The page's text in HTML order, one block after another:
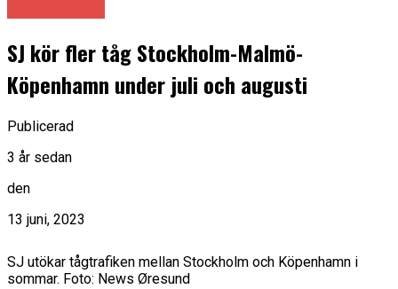
SJ kör fler tåg Stockholm-Malmö-
Köpenhamn under juli och augusti
Publicerad
3 år sedan
den
13 juni, 2023
SJ utökar tågtrafiken mellan Stockholm och Köpenhamn i
sommar. Foto: News Øresund